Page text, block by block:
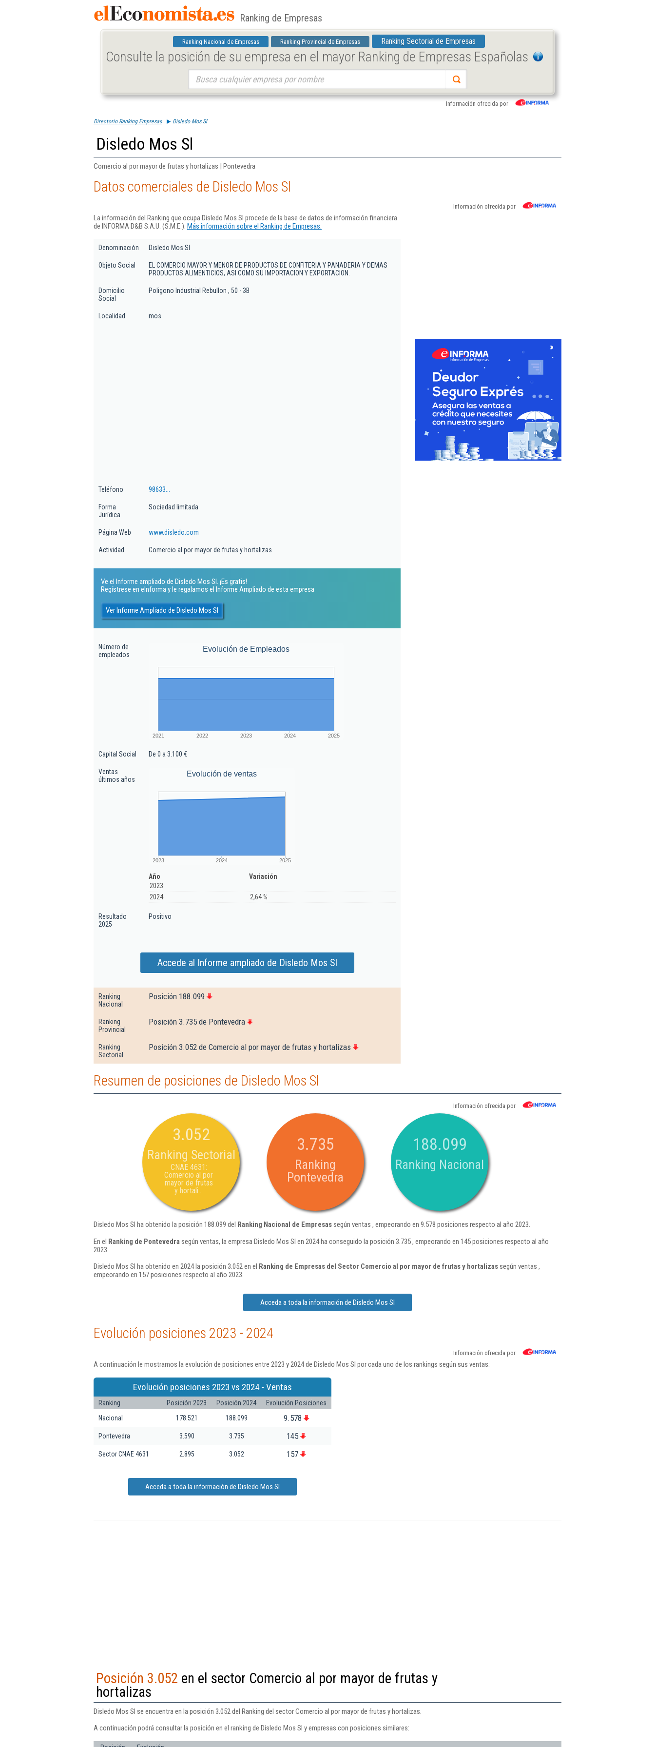
Ranking de Empresas
Ranking Nacional de Empresas Ranking Provincial de Empresas Ranking Sectorial de Empresas
Consulte la posición de su empresa en el mayor Ranking de Empresas Españolas
Información ofrecida por
Directorio Ranking Empresas Disledo Mos Sl
Disledo Mos Sl
Comercio al por mayor de frutas y hortalizas | Pontevedra
Datos comerciales de Disledo Mos Sl
Información ofrecida por
La información del Ranking que ocupa Disledo Mos Sl procede de la base de datos de información financiera
de INFORMA D&B S.A.U. (S.M.E.). Más información sobre el Ranking de Empresas.
Denominación Disledo Mos Sl
Objeto Social
EL COMERCIO MAYOR Y MENOR DE PRODUCTOS DE CONFITERIA Y PANADERIA Y DEMAS
PRODUCTOS ALIMENTICIOS, ASI COMO SU IMPORTACION Y EXPORTACION.
Domicilio
Social
Poligono Industrial Rebullon , 50 - 3B
Localidad mos
Teléfono 98633...
Forma
Jurídica
Sociedad limitada
Página Web www.disledo.com
Actividad Comercio al por mayor de frutas y hortalizas
Ve el Informe ampliado de Disledo Mos Sl. ¡Es gratis!
Regístrese en eInforma y le regalamos el Informe Ampliado de esta empresa
Ver Informe Ampliado de Disledo Mos Sl
Número de
empleados
Evolución de Empleados
2021 2022 2023 2024 2025
Capital Social De 0 a 3.100 €
Ventas
últimos años
Evolución de ventas
2023 2024 2025
Año
Variación
2023
2024
2,64 %
Resultado
2025
Positivo
Accede al Informe ampliado de Disledo Mos Sl
Ranking
Nacional
Posición 188.099
Ranking
Provincial
Posición 3.735 de Pontevedra
Ranking
Sectorial
Posición 3.052 de Comercio al por mayor de frutas y hortalizas
Resumen de posiciones de Disledo Mos Sl
Información ofrecida por
3.052
Ranking Sectorial
CNAE 4631:
Comercio al por
mayor de frutas
y hortali...
3.735
Ranking
Pontevedra
188.099
Ranking Nacional
Disledo Mos Sl ha obtenido la posición 188.099 del Ranking Nacional de Empresassegún ventas , empeorando en 9.578 posiciones respecto al año 2023.
En el Ranking de Pontevedra según ventas, la empresa Disledo Mos Sl en 2024 ha conseguido la posición 3.735 , empeorando en 145 posiciones respecto al año
2023.
Disledo Mos Sl ha obtenido en 2024 la posición 3.052 en el Ranking de Empresas del Sector Comercio al por mayor de frutas y hortalizassegún ventas ,
empeorando en 157 posiciones respecto al año 2023.
Acceda a toda la información de Disledo Mos Sl
Evolución posiciones 2023 - 2024
Información ofrecida por
A continuación le mostramos la evolución de posiciones entre 2023 y 2024 de Disledo Mos Sl por cada uno de los rankings según sus ventas:
Evolución posiciones 2023 vs 2024 - Ventas
Ranking Posición 2023 Posición 2024
Evolución Posiciones
Nacional
178.521 188.099 9.578
Pontevedra 3.590 3.735 145
Sector CNAE 4631 2.895 3.052 157
Acceda a toda la información de Disledo Mos Sl
Posición 3.052 en el sector Comercio al por mayor de frutas y
hortalizas
Disledo Mos Sl se encuentra en la posición 3.052 del Ranking del sector Comercio al por mayor de frutas y hortalizas.
A continuación podrá consultar la posición en el ranking de Disledo Mos Sl y empresas con posiciones similares: